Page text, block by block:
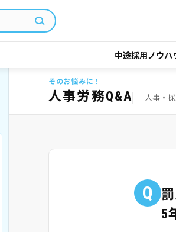
中途採用ノウハ
そのお悩みに！
人事労務Q&A 人事・
Q
5